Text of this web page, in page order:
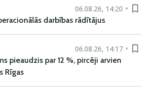
06.08.26, 14:20
darbības rādītājus
06.08.26, 14:17
pieaudzis par 12 %, pircēji arvien
Rīgas